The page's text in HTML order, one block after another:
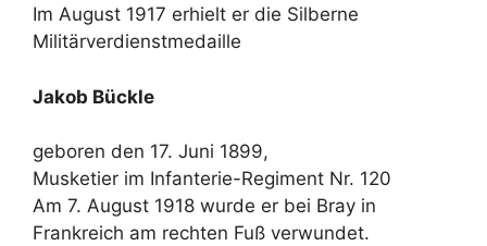
Im August 1917 erhielt er die Silberne
Militärverdienstmedaille
Jakob Bückle
geboren den 17. Juni 1899,
Musketier im Infanterie-Regiment Nr. 120
Am 7. August 1918 wurde er bei Bray in
Frankreich am rechten Fuß verwundet.